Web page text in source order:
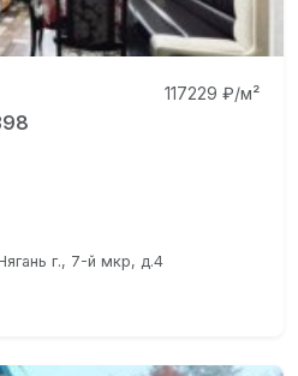
117229 ₽/м²
г., 7-й мкр, д.4